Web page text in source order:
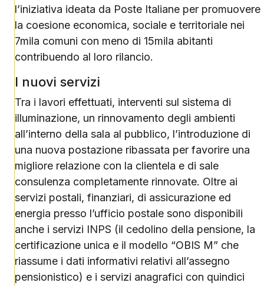
l’iniziativa ideata da Poste Italiane per promuovere
la coesione economica, sociale e territoriale nei
7mila comuni con meno di 15mila abitanti
contribuendo al loro rilancio.
I nuovi servizi
Tra i lavori effettuati, interventi sul sistema di
illuminazione, un rinnovamento degli ambienti
all’interno della sala al pubblico, l’introduzione di
una nuova postazione ribassata per favorire una
migliore relazione con la clientela e di sale
consulenza completamente rinnovate. Oltre ai
servizi postali, finanziari, di assicurazione ed
energia presso l’ufficio postale sono disponibili
anche i servizi INPS (il cedolino della pensione, la
certificazione unica e il modello “OBIS M” che
riassume i dati informativi relativi all’assegno
pensionistico) e i servizi anagrafici con quindici